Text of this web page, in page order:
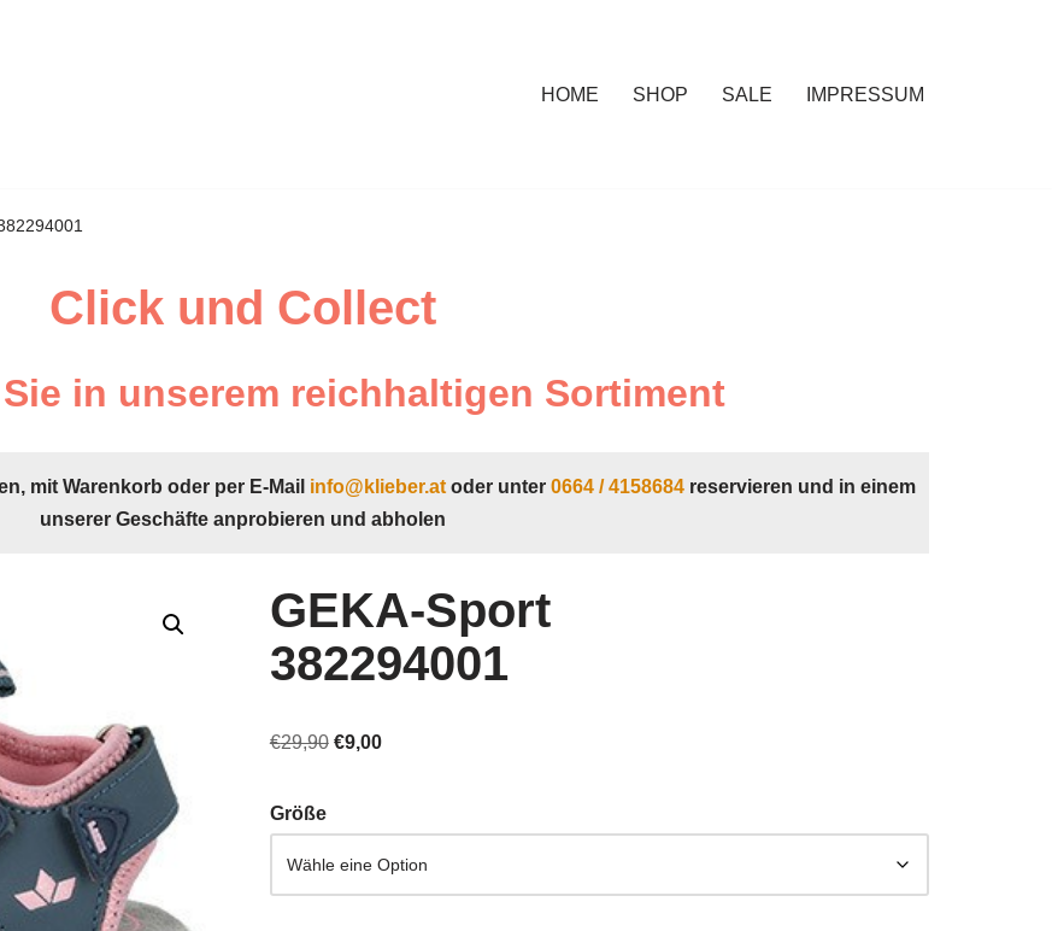
HOME SHOP SALE IMPRESSUM
Click und Collect
in unserem reichhaltigen Sortiment
mit Warenkorb oder per E-Mail info@klieber.at oder unter 0664 / 4158684 reservieren und in einem
unserer Geschäfte anprobieren und abholen
GEKA-Sport
382294001
€29,90 €9,00
Größe